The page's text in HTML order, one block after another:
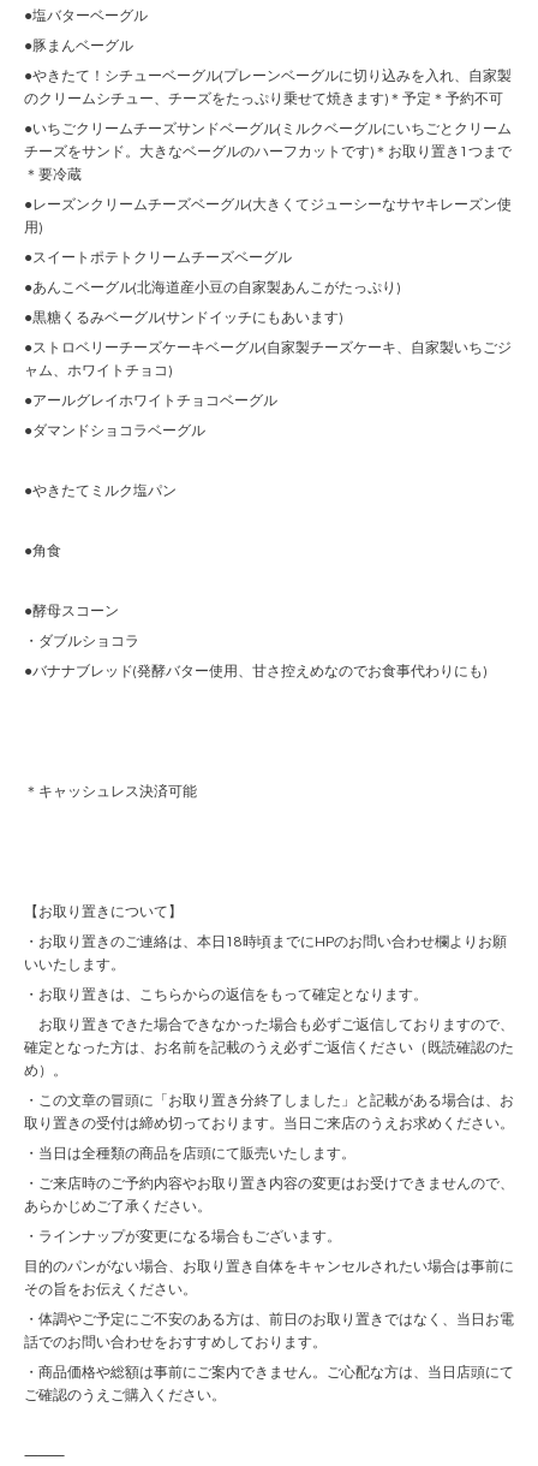
●塩バターベーグル
●豚まんベーグル
●やきたて！シチューベーグル(プレーンベーグルに切り込みを入れ、自家製
のクリームシチュー、チーズをたっぷり乗せて焼きます)＊予定＊予約不可
●いちごクリームチーズサンドベーグル(ミルクベーグルにいちごとクリーム
チーズをサンド。大きなベーグルのハーフカットです)＊お取り置き1つまで
＊要冷蔵
●レーズンクリームチーズベーグル(大きくてジューシーなサヤキレーズン使
用)
●スイートポテトクリームチーズベーグル
●あんこベーグル(北海道産小豆の自家製あんこがたっぷり)
●黒糖くるみベーグル(サンドイッチにもあいます)
●ストロベリーチーズケーキベーグル(自家製チーズケーキ、自家製いちごジ
ャム、ホワイトチョコ)
●アールグレイホワイトチョコベーグル
●ダマンドショコラベーグル
●やきたてミルク塩パン
●角食
●酵母スコーン
・ダブルショコラ
●バナナブレッド(発酵バター使用、甘さ控えめなのでお食事代わりにも)
＊キャッシュレス決済可能
【お取り置きについて】
・お取り置きのご連絡は、本日18時頃までにHPのお問い合わせ欄よりお願
いいたします。
・お取り置きは、こちらからの返信をもって確定となります。
お取り置きできた場合できなかった場合も必ずご返信しておりますので、
確定となった方は、お名前を記載のうえ必ずご返信ください（既読確認のた
め）。
・この文章の冒頭に「お取り置き分終了しました」と記載がある場合は、お
取り置きの受付は締め切っております。当日ご来店のうえお求めください。
・当日は全種類の商品を店頭にて販売いたします。
・ご来店時のご予約内容やお取り置き内容の変更はお受けできませんので、
あらかじめご了承ください。
・ラインナップが変更になる場合もございます。
目的のパンがない場合、お取り置き自体をキャンセルされたい場合は事前に
その旨をお伝えください。
・体調やご予定にご不安のある方は、前日のお取り置きではなく、当日お電
話でのお問い合わせをおすすめしております。
・商品価格や総額は事前にご案内できません。ご心配な方は、当日店頭にて
ご確認のうえご購入ください。
⸻